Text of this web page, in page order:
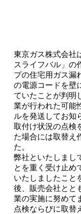
東京ガス株式会社
スライフバル」の
プの住宅用ガス漏
の電源コードを壁
ていたことが判明
業が行われた可能
ルを発送してお知
取付け状況の点検
た場合には取替え
た。
弊社といたしまし
とを重く受け止め
いたしましたこと
後、販売会社とと
業の実施に努めて
点検ならびに取替